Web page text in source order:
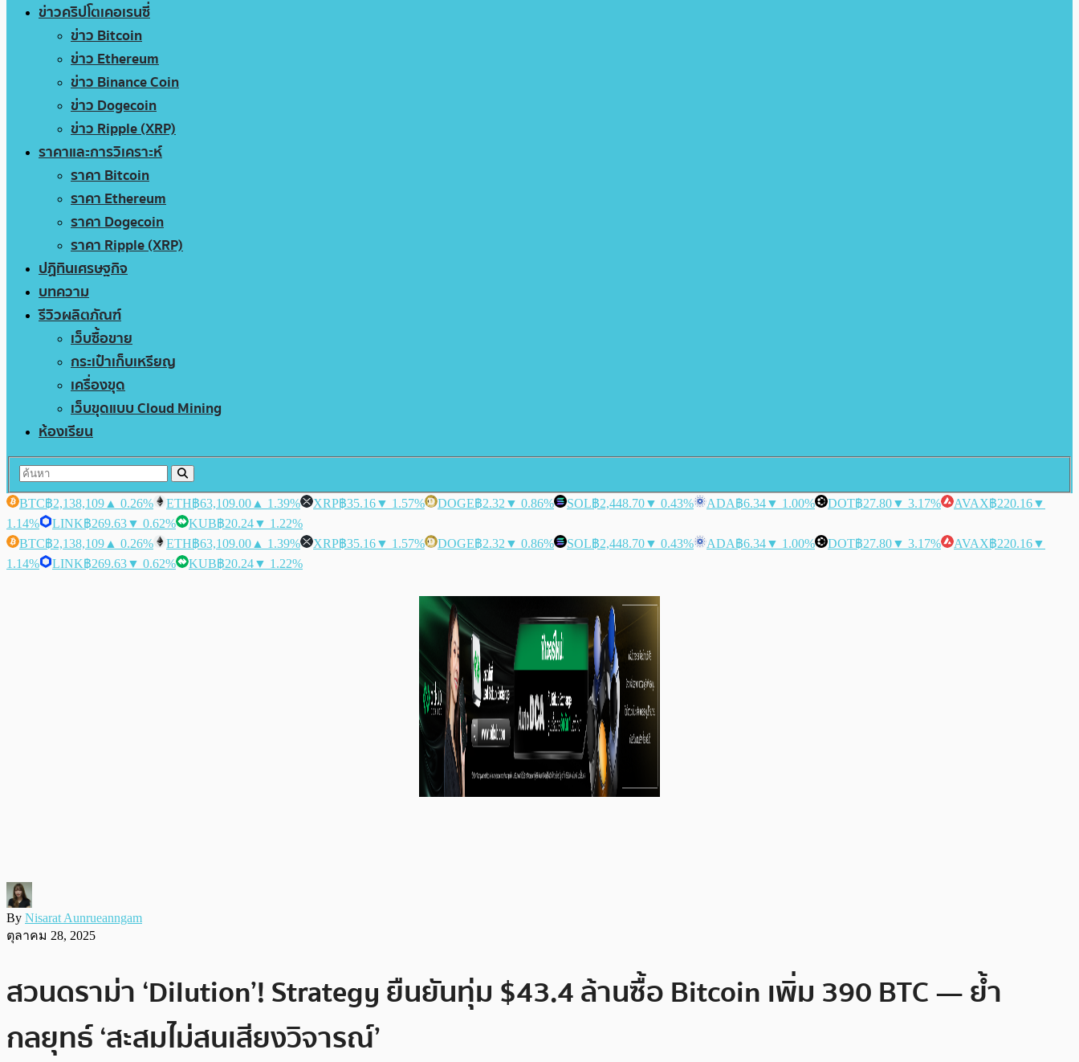
ข่าวคริปโตเคอเรนซี่
ข่าว Bitcoin
ข่าว Ethereum
ข่าว Binance Coin
ข่าว Dogecoin
ข่าว Ripple (XRP)
ราคาและการวิเคราะห์
ราคา Bitcoin
ราคา Ethereum
ราคา Dogecoin
ราคา Ripple (XRP)
ปฏิทินเศรษฐกิจ
บทความ
รีวิวผลิตภัณฑ์
เว็บซื้อขาย
กระเป๋าเก็บเหรียญ
เครื่องขุด
เว็บขุดแบบ Cloud Mining
ห้องเรียน
BTC฿2,138,109 ▲ 0.26% ETH฿63,109.00 ▲ 1.39% XRP฿35.16▼ 1.57% DOGE฿2.32 ▼ 0.86% SOL฿2,448.70▼ 0.43% ADA฿6.34▼ 1.00% DOT฿27.80▼ 3.17% AVAX฿220.16▼
1.14%
LINK฿269.63▼ 0.62% KUB฿20.24▼ 1.22%
BTC฿2,138,109 ▲ 0.26% ETH฿63,109.00 ▲ 1.39% XRP฿35.16▼ 1.57% DOGE฿2.32 ▼ 0.86% SOL฿2,448.70▼ 0.43% ADA฿6.34▼ 1.00% DOT฿27.80▼ 3.17% AVAX฿220.16▼
1.14%
LINK฿269.63▼ 0.62% KUB฿20.24▼ 1.22%
By Nisarat Aunrueanngam
ตุลาคม 28, 2025
สวนดราม่า ‘Dilution’! Strategy ยืนยันทุ่ม $43.4 ล้านซื้อ Bitcoin เพิ่ม 390 BTC — ย้ำ
กลยุทธ์ ‘สะสมไม่สนเสียงวิจารณ์’